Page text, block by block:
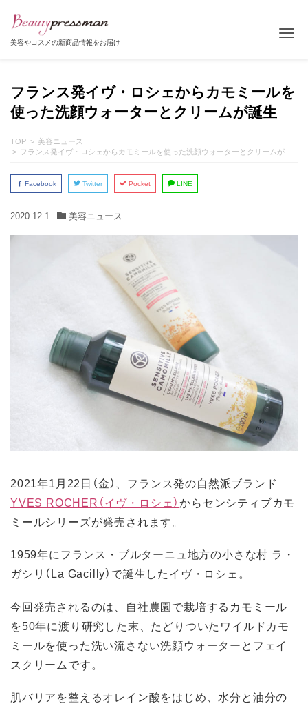
美容やコスメの新商品情報をお届け
フランス発イヴ・ロシェからカモミールを
使った洗顔ウォーターとクリームが誕生
TOP
美容ニュース
フランス発イヴ・ロシェからカモミールを使った洗顔ウォーターとクリームが誕生
Facebook Twitter Pocket LINE
2020.12.1 美容ニュース
2021年1月22日（金）、フランス発の自然派ブランド
YVES ROCHER（イヴ・ロシェ）からセンシティブカモ
ミールシリーズが発売されます。
1959年にフランス・ブルターニュ地方の小さな村 ラ・
ガシリ（La Gacilly）で誕生したイヴ・ロシェ。
今回発売されるのは、自社農園で栽培するカモミール
を50年に渡り研究した末、たどりついたワイルドカモ
ミールを使った洗い流さない洗顔ウォーターとフェイ
スクリームです。
肌バリアを整えるオレイン酸をはじめ、水分と油分の